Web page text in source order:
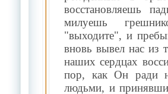
восстановляешь
милуешь
"выходите", и
вновь вывел нас из
наших сердцах
пор, как Он ради
людьми, и